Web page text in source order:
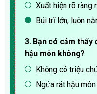
Xuất hiện rõ ràng
Búi trĩ lớn, luôn
3. Bạn có cảm thấy
hậu môn không?
Không có triệu
Ngứa rát hậu môn